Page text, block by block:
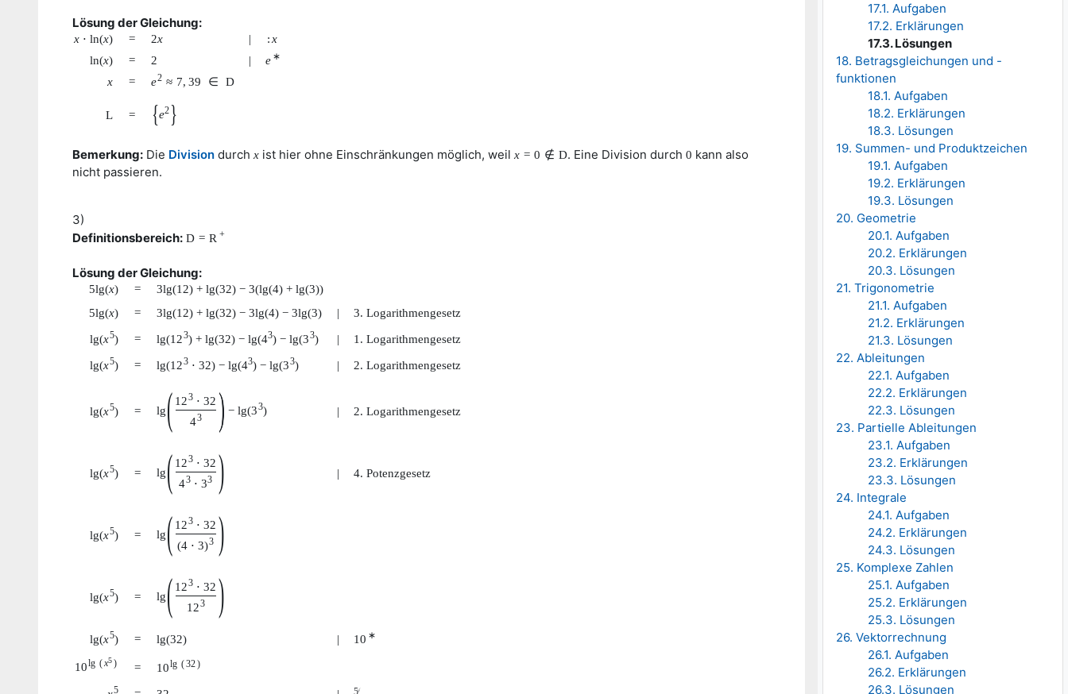
17.1. Aufgaben
17.2. Erklärungen
17.3. Lösungen
18. Betragsgleichungen und -
funktionen
18.1. Aufgaben
18.2. Erklärungen
18.3. Lösungen
19. Summen- und Produktzeichen
19.1. Aufgaben
19.2. Erklärungen
19.3. Lösungen
20. Geometrie
20.1. Aufgaben
20.2. Erklärungen
20.3. Lösungen
21. Trigonometrie
21.1. Aufgaben
21.2. Erklärungen
21.3. Lösungen
22. Ableitungen
22.1. Aufgaben
22.2. Erklärungen
22.3. Lösungen
23. Partielle Ableitungen
23.1. Aufgaben
23.2. Erklärungen
23.3. Lösungen
24. Integrale
24.1. Aufgaben
24.2. Erklärungen
24.3. Lösungen
25. Komplexe Zahlen
25.1. Aufgaben
25.2. Erklärungen
25.3. Lösungen
26. Vektorrechnung
26.1. Aufgaben
26.2. Erklärungen
26.3. Lösungen
Lösung der Gleichung:
x ⋅ ln(x) = 2x | :x
ln(x) = 2 | e ∗
x = e2 ≈ 7, 39 ∈ D
L = {e2}
Bemerkung: Die Division durch x ist hier ohne Einschränkungen möglich, weil x = 0 ∉ D. Eine Division durch 0 kann also
nicht passieren.
3)
Definitionsbereich: D = R +
Lösung der Gleichung:
5lg(x) = 3lg(12) + lg(32) − 3(lg(4) + lg(3))
5lg(x) = 3lg(12) + lg(32) − 3lg(4) − 3lg(3) | 3. Logarithmengesetz
lg(x5) = lg(123) + lg(32) − lg(43) − lg(33) | 1. Logarithmengesetz
lg(x5) = lg(123 ⋅ 32) − lg(43) − lg(33) | 2. Logarithmengesetz
lg(x5) = lg( 123 ⋅ 32
43 ) − lg(33) | 2. Logarithmengesetz
lg(x5) = lg( 123 ⋅ 32
43 ⋅ 33 ) | 4. Potenzgesetz
lg(x5) = lg( 123 ⋅ 32
(4 ⋅ 3)3 )
lg(x5) = lg( 123 ⋅ 32
123 )
lg(x5) = lg(32) | 10 ∗
10lg (x5) = 10lg (32)
5 5√